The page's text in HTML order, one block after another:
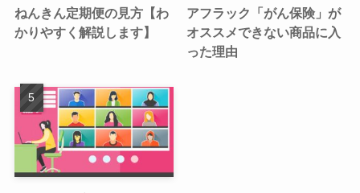
ねんきん定期便の見方【わ
かりやすく解説します】
アフラック「がん保険」が
オススメできない商品に入
った理由